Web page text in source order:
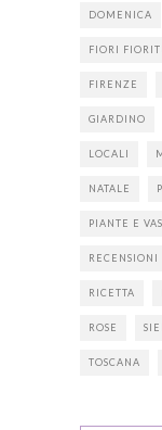
DOMENICA
FIORI
FIRENZE
GIARDINO
LOCALI
NATALE
PIANTE E
RECENSIONI
RICETTA
ROSE
TOSCANA